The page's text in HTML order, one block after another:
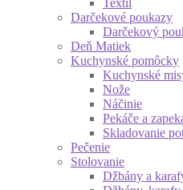
Textil
Darčekové poukazy
Darčekový
Deň Matiek
Kuchynské pomôcky
Kuchynské
Nože
Náčinie
Pekáče a
Skladovanie
Pečenie
Stolovanie
Džbány a